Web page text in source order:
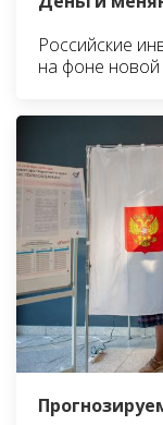
Российские
на фоне новой